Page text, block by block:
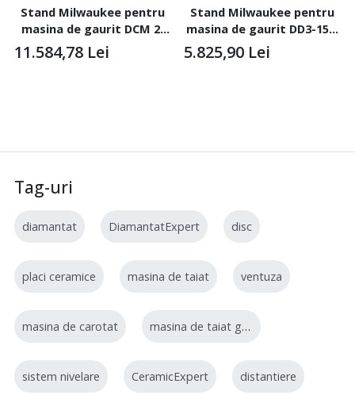
Stand Milwaukee pentru
masina de gaurit DCM 2-
350C, MODEL DR350T
11.584,78 Lei
Stand Milwaukee pentru
masina de gaurit DD3-152,
MODEL DR152T
5.825,90 Lei
Tag-uri
diamantat DiamantatExpert disc
placi ceramice masina de taiat ventuza
masina de carotat masina de taiat gresie
sistem nivelare CeramicExpert distantiere